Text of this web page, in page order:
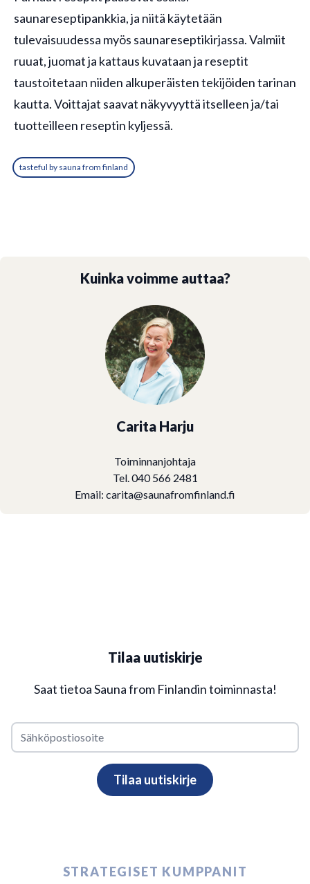
saunareseptipankkia, ja niitä käytetään
tulevaisuudessa myös saunareseptikirjassa. Valmiit
ruuat, juomat ja kattaus kuvataan ja reseptit
taustoitetaan niiden alkuperäisten tekijöiden tarinan
kautta. Voittajat saavat näkyvyyttä itselleen ja/tai
tuotteilleen reseptin kyljessä.
tasteful by sauna from finland
Kuinka voimme auttaa?
Carita Harju
Toiminnanjohtaja
Tel. 040 566 2481
Email: carita@saunafromfinland.fi
Tilaa uutiskirje
Saat tietoa Sauna from Finlandin toiminnasta!
STRATEGISET KUMPPANIT